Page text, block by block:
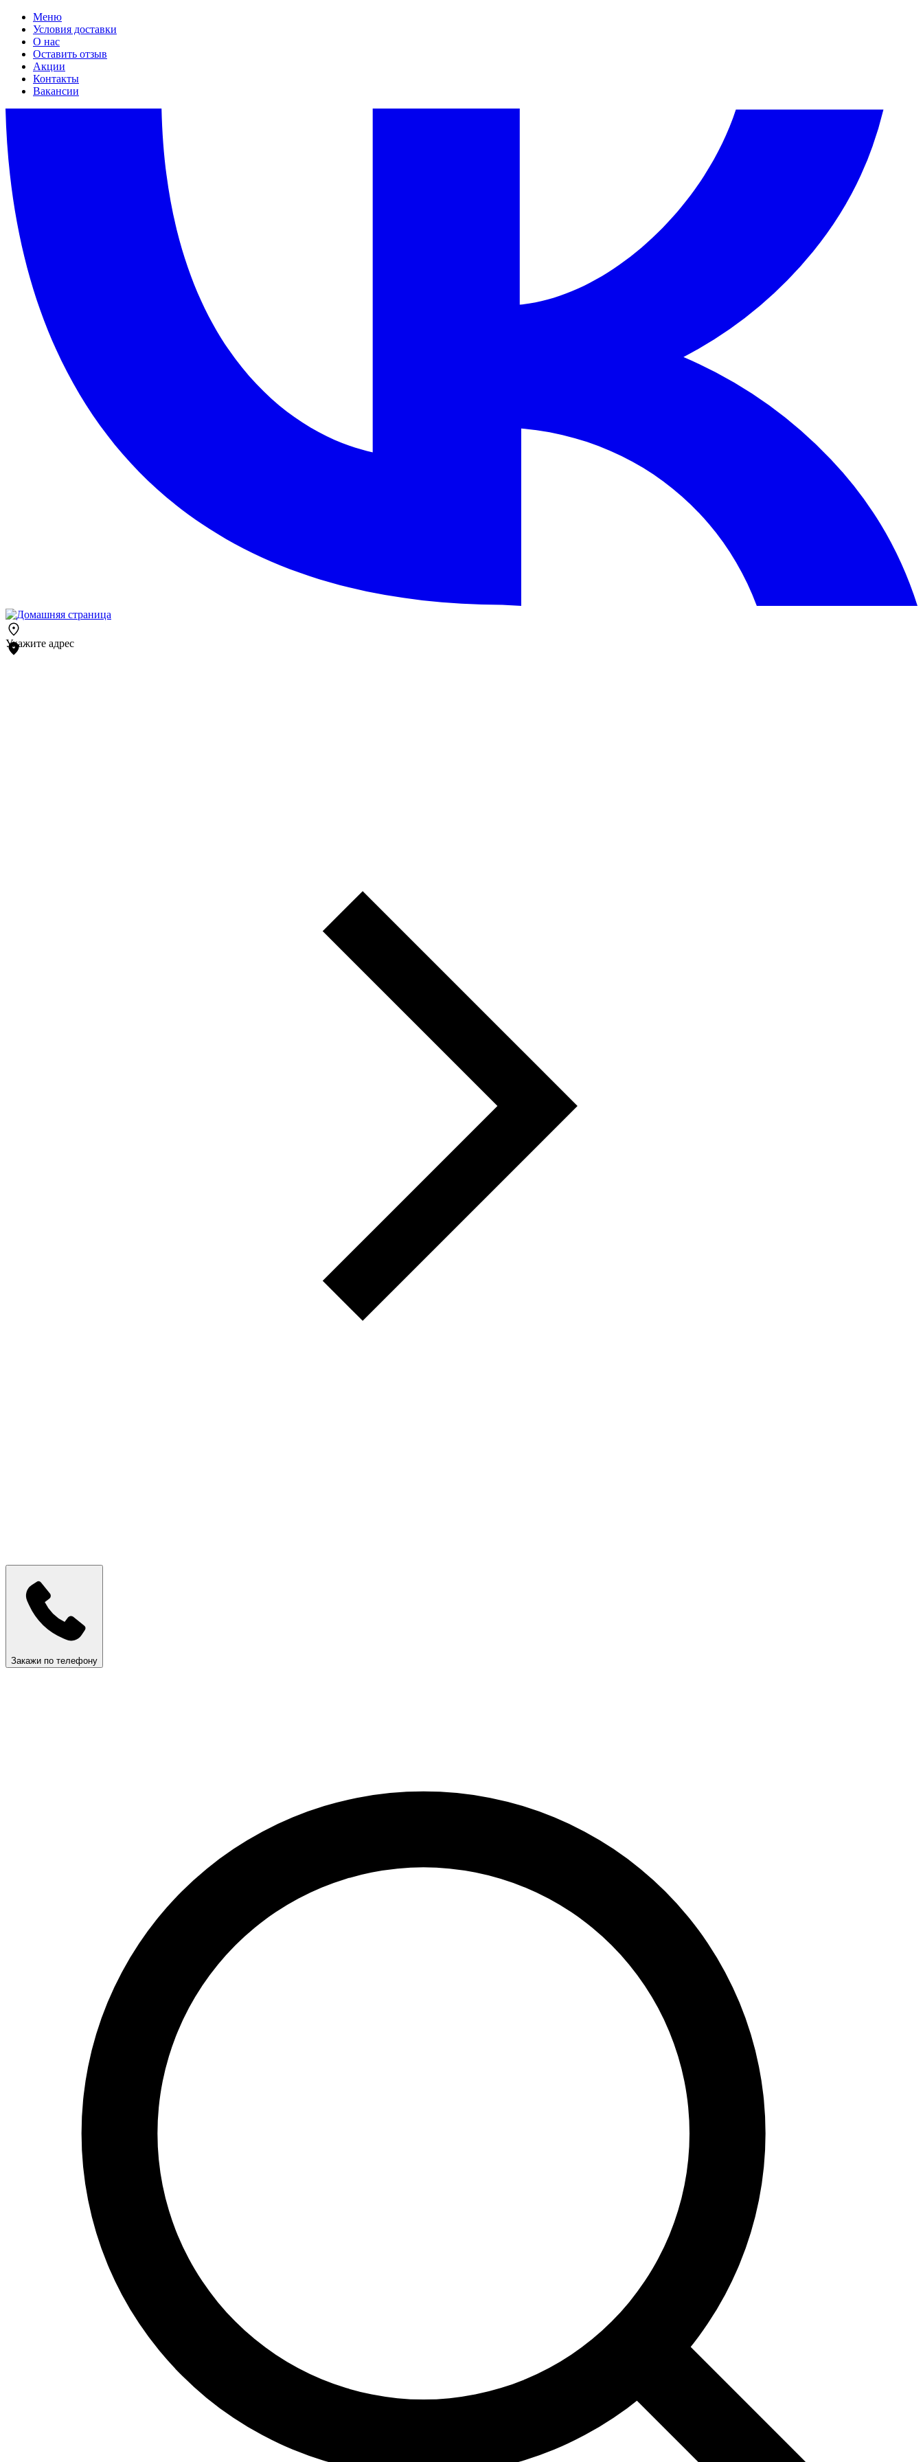
Меню
Условия доставки
О нас
Оставить отзыв
Акции
Контакты
Вакансии
Укажите адрес
Закажи по телефону